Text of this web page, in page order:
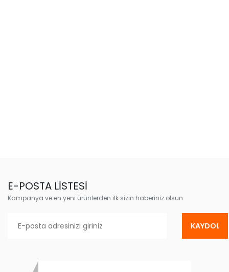
E-POSTA LİSTESİ
Kampanya ve en yeni ürünlerden ilk sizin haberiniz olsun
KAYDOL